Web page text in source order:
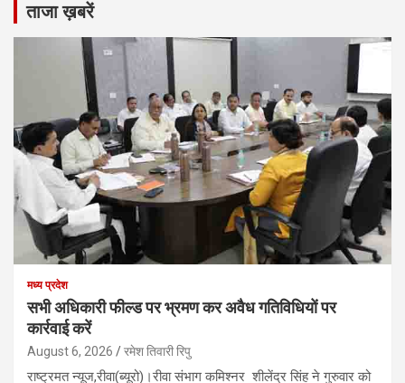
ताजा ख़बरें
मध्य प्रदेश
सभी अधिकारी फील्ड पर भ्रमण कर अवैध गतिविधियों पर
कार्रवाई करें
August 6, 2026 रमेश तिवारी रिपु
राष्ट्रमत न्यूज,रीवा(ब्यूरो)।रीवा संभाग कमिश्नर शीलेंद्र सिंह ने गुरुवार को